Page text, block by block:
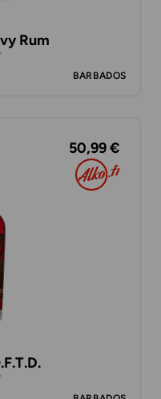
Rum
BARBADOS
50,99 €